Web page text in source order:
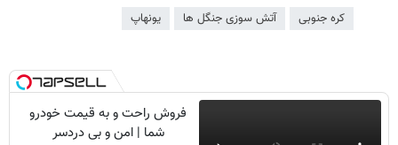
کره جنوبی آتش سوزی جنگل ها یونهاپ
فروش راحت و به قیمت خودرو
شما | امن و بی دردسر